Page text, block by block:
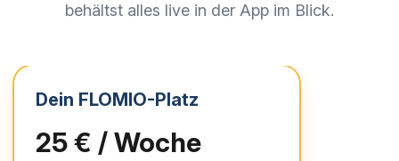
behältst alles live in der App im Blick.
Dein FLOMIO-Platz
25 € / Woche